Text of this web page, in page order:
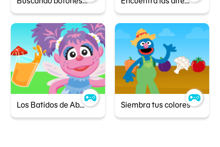
Los Batidos de Abby Siembra tus colores